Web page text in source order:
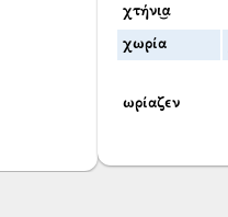
χτήνι͜α
χωρία
ωρίαζεν